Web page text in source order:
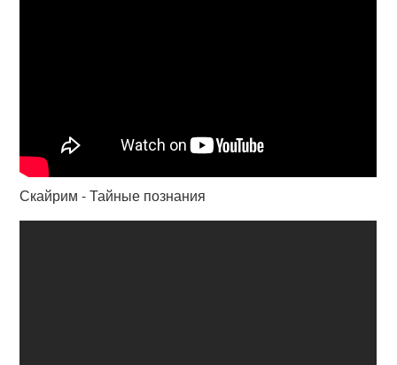
Скайрим - Тайные познания